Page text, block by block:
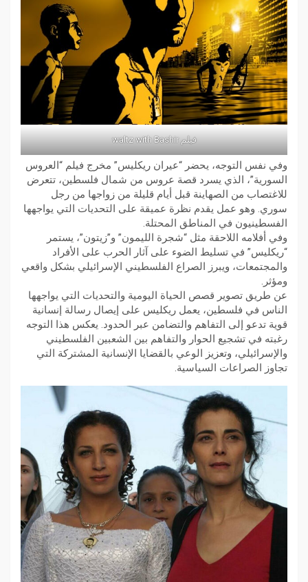
فيلم waltz with Bashir
وفي نفس التوجه، يحضر “عيران ريكليس” مخرج فيلم “العروس
السورية”، الذي يسرد قصة عروس من شمال فلسطين، تتعرض
للاغتصاب من الصهاينة قبل أيام قليلة من زواجها من رجل
سوري. وهو عمل يقدم نظرة عميقة على التحديات التي يواجهها
الفسطينيون في المناطق المحتلة.
وفي أفلامه اللاحقة مثل “شجرة الليمون” و”زيتون”، يستمر
“ريكليس” في تسليط الضوء على آثار الحرب على الأفراد
والمجتمعات، ويبرز الصراع الفلسطيني الإسرائيلي بشكل واقعي
ومؤثر.
عن طريق تصوير قصص الحياة اليومية والتحديات التي يواجهها
الناس في فلسطين، يعمل ريكليس على إيصال رسالة إنسانية
قوية تدعو إلى التفاهم والتضامن عبر الحدود. يعكس هذا التوجه
رغبته في تشجيع الحوار والتفاهم بين الشعبين الفلسطيني
والإسرائيلي، وتعزيز الوعي بالقضايا الإنسانية المشتركة التي
تجاوز الصراعات السياسية.